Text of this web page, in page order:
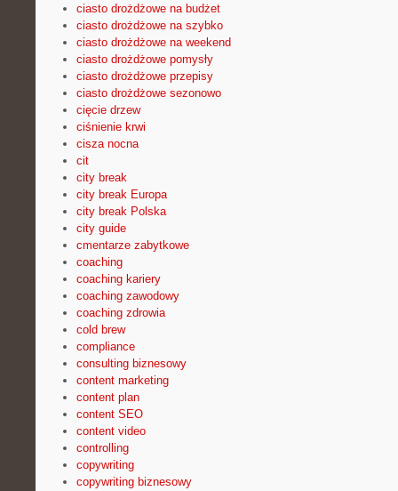
ciasto drożdżowe na budżet
ciasto drożdżowe na szybko
ciasto drożdżowe na weekend
ciasto drożdżowe pomysły
ciasto drożdżowe przepisy
ciasto drożdżowe sezonowo
cięcie drzew
ciśnienie krwi
cisza nocna
cit
city break
city break Europa
city break Polska
city guide
cmentarze zabytkowe
coaching
coaching kariery
coaching zawodowy
coaching zdrowia
cold brew
compliance
consulting biznesowy
content marketing
content plan
content SEO
content video
controlling
copywriting
copywriting biznesowy